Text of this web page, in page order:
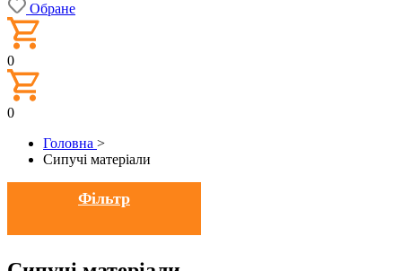
Обране
0
0
Головна >
Сипучі матеріали
Фільтр